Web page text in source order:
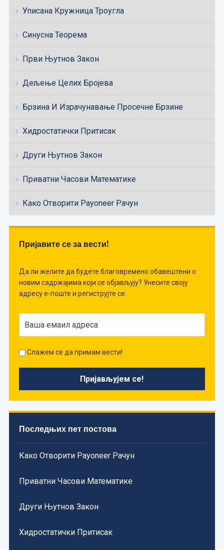
Уписана Кружница Троугла
Синусна Теорема
Први Њутнов Закон
Дељење Целих Бројева
Брзина И Израчунавање Просечне Брзине
Хидростатички Притисак
Други Њутнов Закон
Приватни Часови Математике
Како Отворити Payoneer Рачун
Пријавите се за вести!
Да ли желите да будете благовремено обавештени о
новим садржајима који се објављују? Унесите своју
адресу е-поште и региструјте се.
Слажем се да примам вести!
Последњих пет постова
Како Отворити Payoneer Рачун
Приватни Часови Математике
Други Њутнов Закон
Хидростатички Притисак